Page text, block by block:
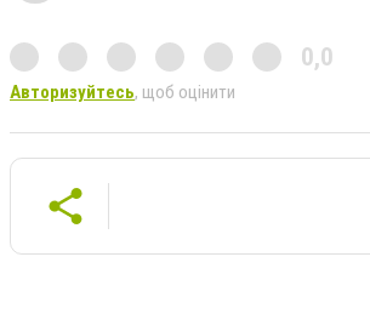
0,0
Авторизуйтесь, щоб оцінити